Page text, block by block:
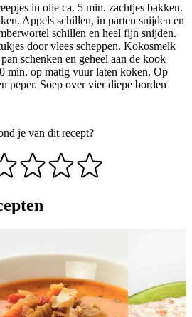
in olie ca. 5 min. zachtjes bakken.
Appels schillen, in parten snijden en
schillen en heel fijn snijden.
door vlees scheppen. Kokosmelk
schenken en geheel aan de kook
min. op matig vuur laten koken. Op
peper. Soep over vier diepe borden
je van dit recept?